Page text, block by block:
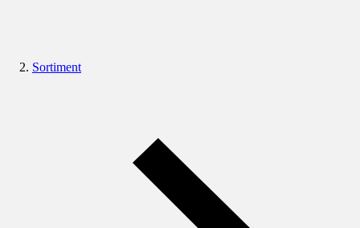
Sortiment